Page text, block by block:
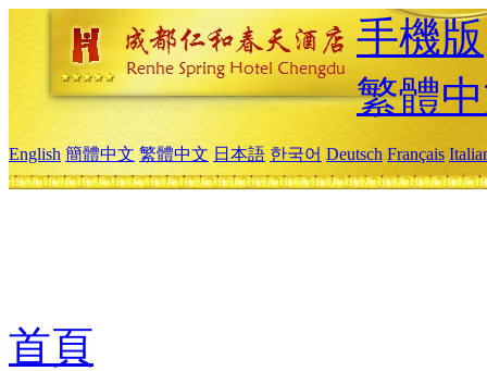
手機版
繁體
English 簡體中文 繁體中文 日本語 한국어 Deutsch Français
首頁